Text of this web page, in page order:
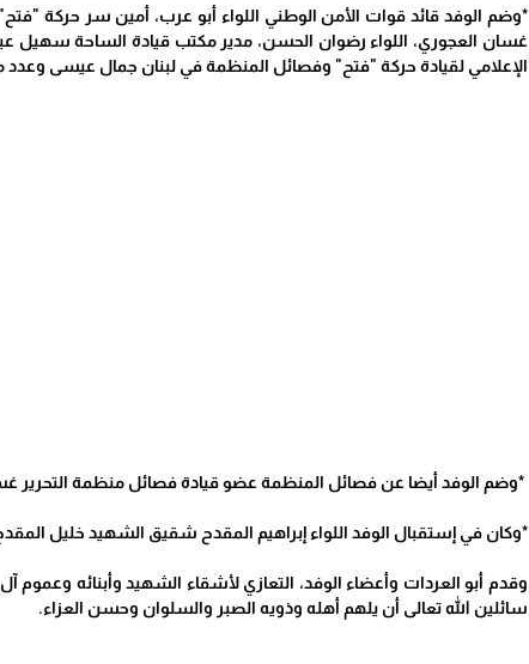
*وضم الوفد قائد قوات الأمن الوطني اللواء أبو عرب، أمين سر حركة
غسان العجوري، اللواء رضوان الحسن، مدير مكتب قيادة الساحة سهيل
الإعلامي لقيادة حركة "فتح" وفصائل المنظمة في لبنان جمال عيسى
*وضم الوفد أيضا عن فصائل المنظمة عضو قيادة فصائل منظمة
*وكان في إستقبال الوفد اللواء إبراهيم المقدح شقيق الشهيد خليل
وقدم أبو العردات وأعضاء الوفد، التعازي لأشقاء الشهيد وأبنائه
سائلين الله تعالى أن يلهم أهله وذويه الصبر والسلوان وحسن العزاء.